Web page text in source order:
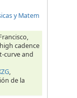
y Matem
cadence
curve and
,
de la